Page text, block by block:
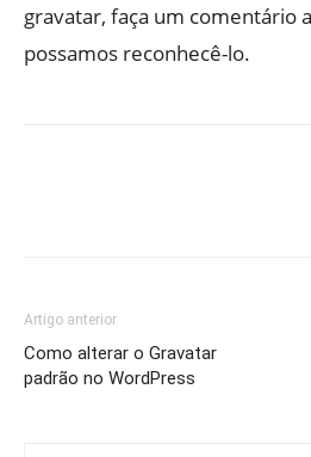
gravatar, faça um comentário
possamos reconhecê-lo.
Artigo anterior
Como alterar o Gravatar
padrão no WordPress